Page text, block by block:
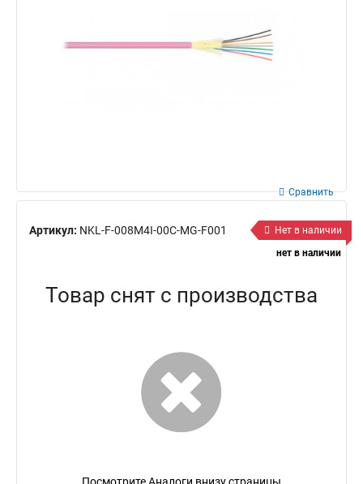
Артикул: NKL-F-008M4I-00C-MG-F001
Сравнить
Нет в наличии
нет в наличии
Товар снят с производства